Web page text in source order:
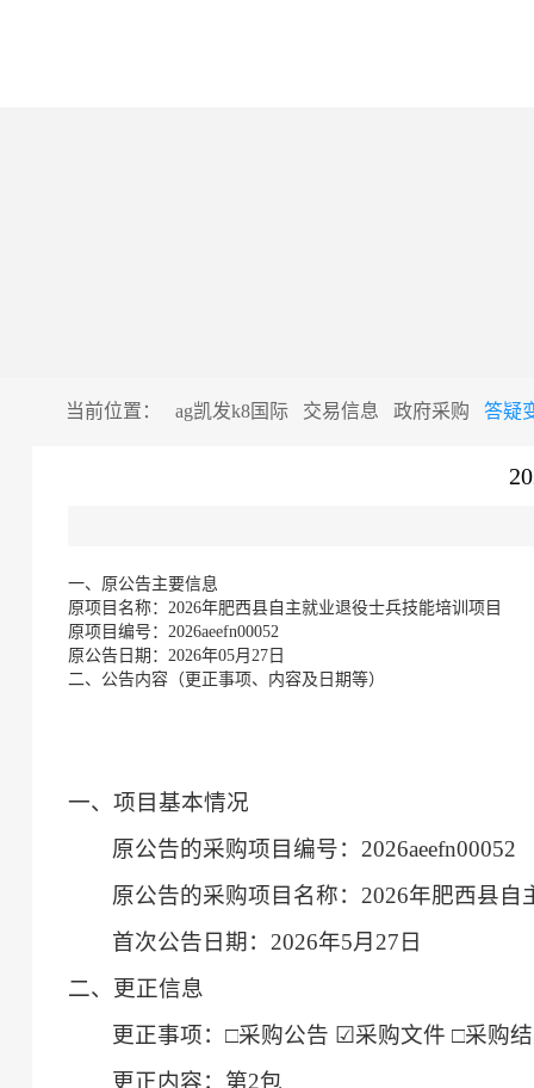
当前位置： ag凯发k8国际 交易信息 政府采购 答疑
一、原公告主要信息
原项目名称：2026年肥西县自主就业退役士兵技能培训项目
原项目编号：2026aeefn00052
原公告日期：2026年05月27日
二、公告内容（更正事项、内容及日期等）
一、项目基本情况
原公告的采购项目编号： 2026aeefn00052
原公告的采购项目名称： 2026年肥西县自
首次公告日期： 2026年5月 27 日
二、更正信息
更正事项：□采购公告 ☑采购文件 □采购
更正内容： 第2包